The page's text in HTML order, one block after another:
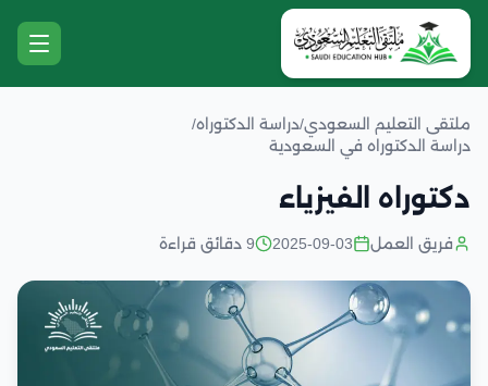
ملتقى التعليم السعودي/دراسة الدكتوراه/
دراسة الدكتوراه في السعودية
دكتوراه الفيزياء
فريق العمل 2025-09-03 9 دقائق قراءة